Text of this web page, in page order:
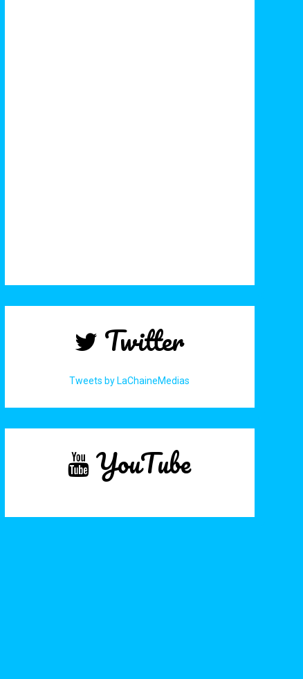
Twitter
Tweets by LaChaineMedias
YouTube